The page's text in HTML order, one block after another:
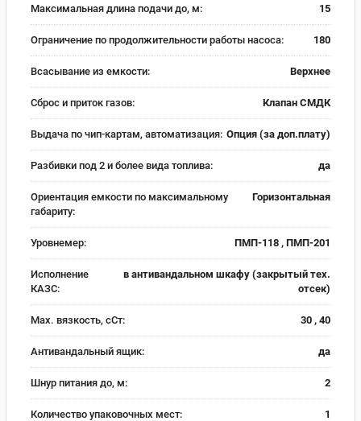
Максимальная длина подачи до, м: 15
Ограничение по продолжительности работы насоса: 180
Всасывание из емкости: Верхнее
Сброс и приток газов: Клапан СМДК
Выдача по чип-картам, автоматизация: Опция (за доп.плату)
Разбивки под 2 и более вида топлива: да
Ориентация емкости по максимальному
габариту:
Горизонтальная
Уровнемер: ПМП-118 , ПМП-201
Исполнение
КАЗС:
в антивандальном шкафу (закрытый тех.
отсек)
Max. вязкость, сСт: 30 , 40
Антивандальный ящик: да
Шнур питания до, м: 2
Количество упаковочных мест: 1